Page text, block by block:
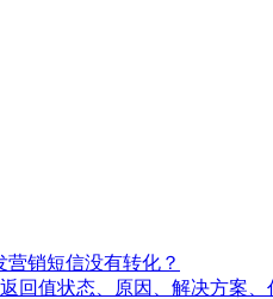
营销短信没有转化？
回值状态、原因、解决方案、